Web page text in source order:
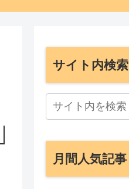
サイト内検索
月間人気記事